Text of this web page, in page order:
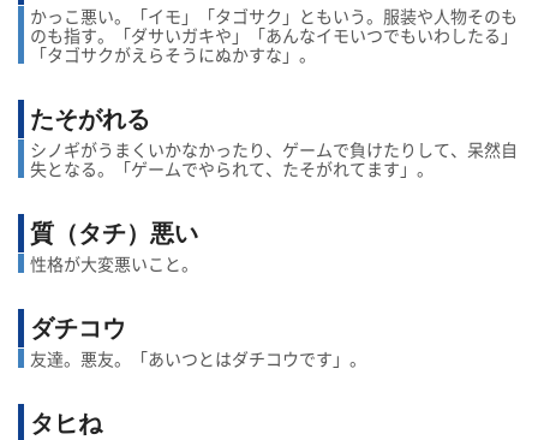
かっこ悪い。「イモ」「タゴサク」ともいう。服装や人物そのも
のも指す。「ダサいガキや」「あんなイモいつでもいわしたる」
「タゴサクがえらそうにぬかすな」。
たそがれる
シノギがうまくいかなかったり、ゲームで負けたりして、呆然自
失となる。「ゲームでやられて、たそがれてます」。
質（タチ）悪い
性格が大変悪いこと。
ダチコウ
友達。悪友。「あいつとはダチコウです」。
タヒね